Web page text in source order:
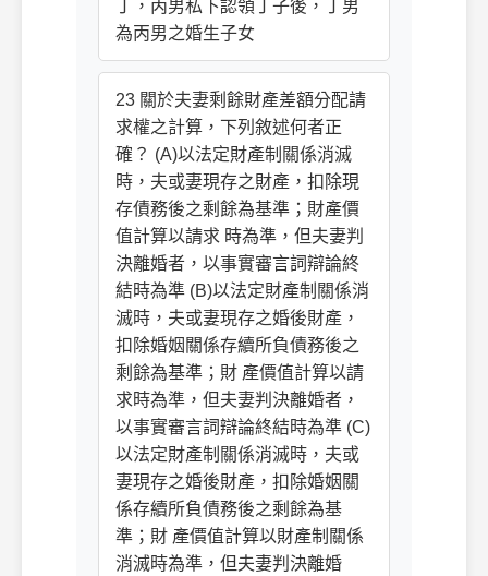
丁，丙男私下認領丁子後，丁男
為丙男之婚生子女
23 關於夫妻剩餘財產差額分配請
求權之計算，下列敘述何者正
確？ (A)以法定財產制關係消滅
時，夫或妻現存之財產，扣除現
存債務後之剩餘為基準；財產價
值計算以請求 時為準，但夫妻判
決離婚者，以事實審言詞辯論終
結時為準 (B)以法定財產制關係消
滅時，夫或妻現存之婚後財產，
扣除婚姻關係存續所負債務後之
剩餘為基準；財 產價值計算以請
求時為準，但夫妻判決離婚者，
以事實審言詞辯論終結時為準 (C)
以法定財產制關係消滅時，夫或
妻現存之婚後財產，扣除婚姻關
係存續所負債務後之剩餘為基
準；財 產價值計算以財產制關係
消滅時為準，但夫妻判決離婚